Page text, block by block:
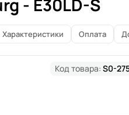
- E30LD-S
Характеристики Оплата
Код товара: S0-